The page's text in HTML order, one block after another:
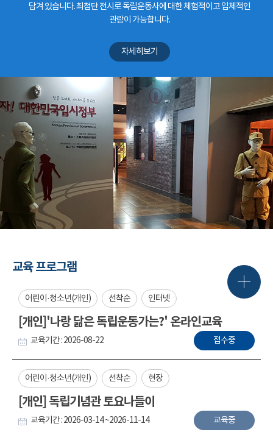
담겨 있습니다. 최첨단 전시로 독립운동사에 대한 체험적이고 입체적인
관람이 가능합니다.
자세히보기
교육 프로그램
어린이·청소년(개인) 선착순 인터넷
[개인]'나랑 닮은 독립운동가는?' 온라인교육
교육기간 : 2026-08-22 접수중
어린이·청소년(개인) 선착순 현장
[개인] 독립기념관 토요나들이
교육기간 : 2026-03-14 ~2026-11-14 교육중